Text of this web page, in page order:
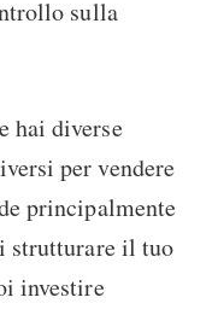
sulla
hai diverse
per vendere
principalmente
strutturare il tuo
investire